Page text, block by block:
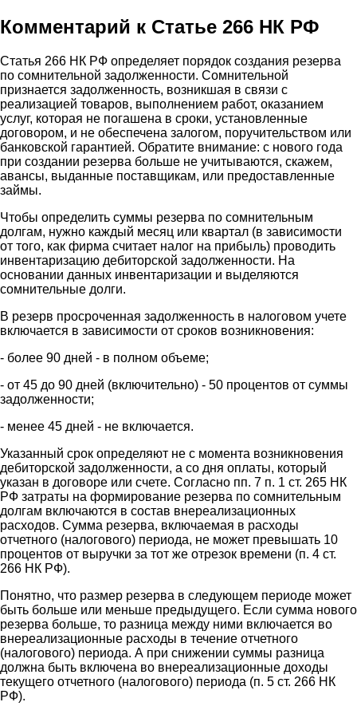
Комментарий к Статье 266 НК РФ
Статья 266 НК РФ определяет порядок создания резерва
по сомнительной задолженности. Сомнительной
признается задолженность, возникшая в связи с
реализацией товаров, выполнением работ, оказанием
услуг, которая не погашена в сроки, установленные
договором, и не обеспечена залогом, поручительством или
банковской гарантией. Обратите внимание: с нового года
при создании резерва больше не учитываются, скажем,
авансы, выданные поставщикам, или предоставленные
займы.
Чтобы определить суммы резерва по сомнительным
долгам, нужно каждый месяц или квартал (в зависимости
от того, как фирма считает налог на прибыль) проводить
инвентаризацию дебиторской задолженности. На
основании данных инвентаризации и выделяются
сомнительные долги.
В резерв просроченная задолженность в налоговом учете
включается в зависимости от сроков возникновения:
- более 90 дней - в полном объеме;
- от 45 до 90 дней (включительно) - 50 процентов от суммы
задолженности;
- менее 45 дней - не включается.
Указанный срок определяют не с момента возникновения
дебиторской задолженности, а со дня оплаты, который
указан в договоре или счете. Согласно пп. 7 п. 1 ст. 265 НК
РФ затраты на формирование резерва по сомнительным
долгам включаются в состав внереализационных
расходов. Сумма резерва, включаемая в расходы
отчетного (налогового) периода, не может превышать 10
процентов от выручки за тот же отрезок времени (п. 4 ст.
266 НК РФ).
Понятно, что размер резерва в следующем периоде может
быть больше или меньше предыдущего. Если сумма нового
резерва больше, то разница между ними включается во
внереализационные расходы в течение отчетного
(налогового) периода. А при снижении суммы разница
должна быть включена во внереализационные доходы
текущего отчетного (налогового) периода (п. 5 ст. 266 НК
РФ).